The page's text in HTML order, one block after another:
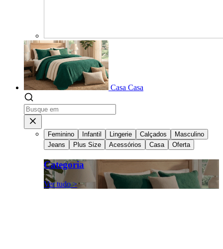
Casa Casa
Feminino Infantil Lingerie Calçados
Masculino
Jeans
Plus Size Acessórios Casa Oferta
Categoria
Ver tudo >